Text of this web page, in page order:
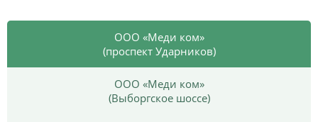
ООО «Меди ком»
(проспект Ударников)
ООО «Меди ком»
(Выборгское шоссе)